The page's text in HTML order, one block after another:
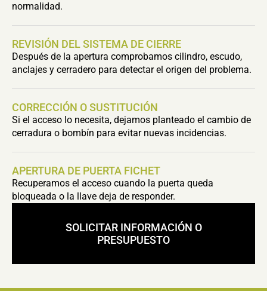
normalidad.
REVISIÓN DEL SISTEMA DE CIERRE
Después de la apertura comprobamos cilindro, escudo,
anclajes y cerradero para detectar el origen del problema.
CORRECCIÓN O SUSTITUCIÓN
Si el acceso lo necesita, dejamos planteado el cambio de
cerradura o bombín para evitar nuevas incidencias.
APERTURA DE PUERTA FICHET
Recuperamos el acceso cuando la puerta queda
bloqueada o la llave deja de responder.
SOLICITAR INFORMACIÓN O
PRESUPUESTO